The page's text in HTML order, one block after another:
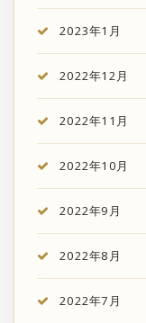
2023年1月
2022年12月
2022年11月
2022年10月
2022年9月
2022年8月
2022年7月